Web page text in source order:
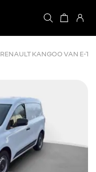
RENAULT KANGOO VAN E-